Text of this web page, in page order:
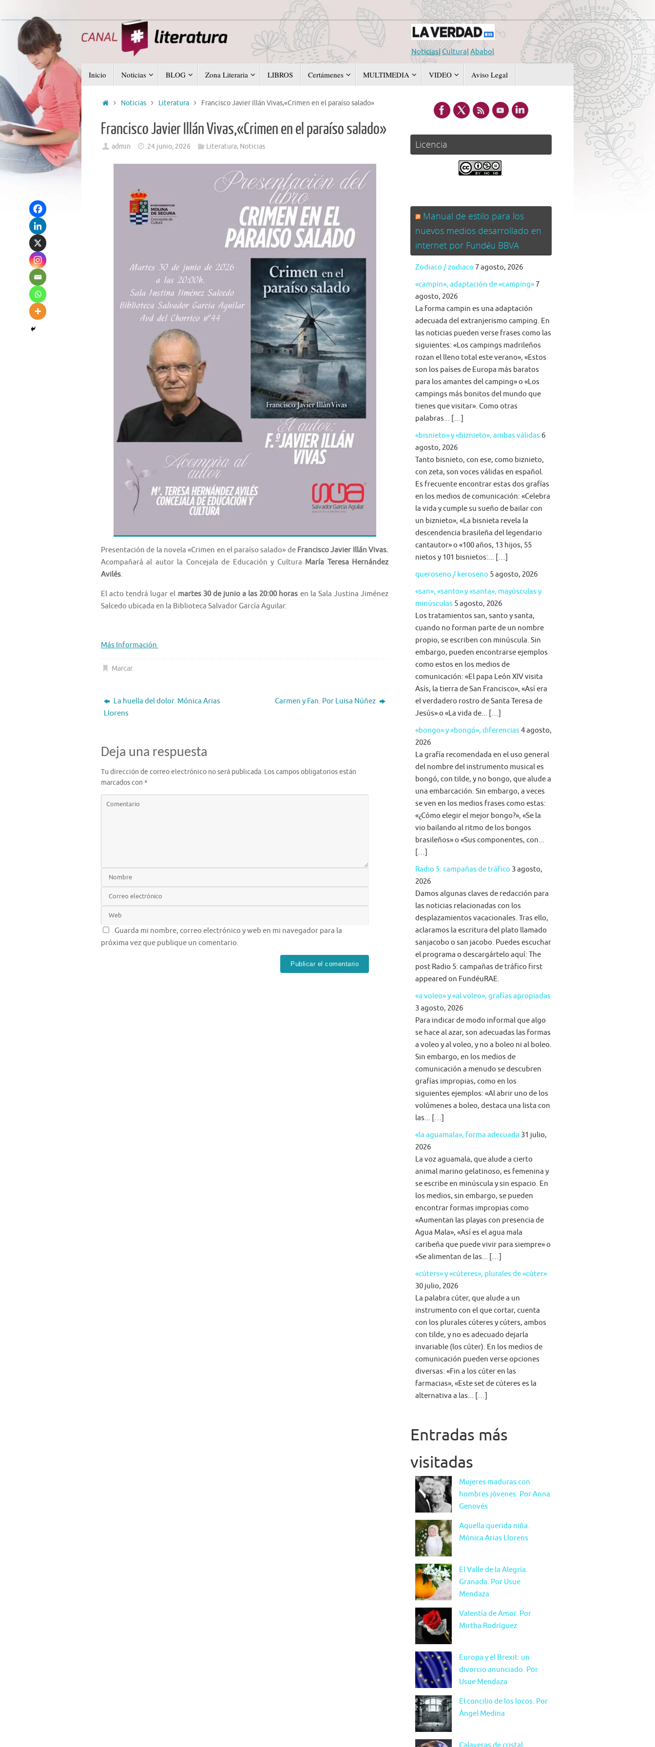
al
contenido
Noticias|Cultura| Ababol
al
contenido
Inicio Noticias BLOG Zona Literaria LIBROS Certámenes MULTIMEDIA VIDEO Aviso Legal
InicioNoticias Literatura Francisco Javier Illán Vivas,«Crimen en el paraíso salado»
Francisco Javier Illán Vivas,«Crimen en el paraíso salado»
admin 24 junio, 2026 Literatura, Noticias
Presentación de la novela «Crimen en el paraíso salado» de Francisco Javier Illán Vivas.
Acompañará al autor la Concejala de Educación y Cultura María Teresa Hernández
Avilés.
El acto tendrá lugar el martes 30 de junio a las 20:00 horas en la Sala Justina Jiménez
Salcedo ubicada en la Biblioteca Salvador García Aguilar.
Más Información
Marcar.
La huella del dolor. Mónica Arias
Llorens
Carmen y Fan. Por Luisa Núñez
Deja una respuesta
Tu dirección de correo electrónico no será publicada. Los campos obligatorios están
marcados con *
Guarda mi nombre, correo electrónico y web en mi navegador para la
próxima vez que publique un comentario.
Licencia
.
Manual de estilo para los
nuevos medios desarrollado en
internet por Fundéu BBVA
Zodiaco / zodiaco 7 agosto, 2026
«campin», adaptación de «camping» 7
agosto, 2026
La forma campin es una adaptación
adecuada del extranjerismo camping. En
las noticias pueden verse frases como las
siguientes: «Los campings madrileños
rozan el lleno total este verano», «Estos
son los países de Europa más baratos
para los amantes del camping» o «Los
campings más bonitos del mundo que
tienes que visitar». Como otras
palabras... […]
«bisnieto» y «biznieto», ambas válidas 6
agosto, 2026
Tanto bisnieto, con ese, como biznieto,
con zeta, son voces válidas en español.
Es frecuente encontrar estas dos grafías
en los medios de comunicación: «Celebra
la vida y cumple su sueño de bailar con
un biznieto», «La bisnieta revela la
descendencia brasileña del legendario
cantautor» o «100 años, 13 hijos, 55
nietos y 101 bisnietos:... […]
queroseno / keroseno 5 agosto, 2026
«san», «santo» y «santa», mayúsculas y
minúsculas 5 agosto, 2026
Los tratamientos san, santo y santa,
cuando no forman parte de un nombre
propio, se escriben con minúscula. Sin
embargo, pueden encontrarse ejemplos
como estos en los medios de
comunicación: «El papa León XIV visita
Asís, la tierra de San Francisco», «Así era
el verdadero rostro de Santa Teresa de
Jesús» o «La vida de... […]
«bongo» y «bongó», diferencias 4 agosto,
2026
La grafía recomendada en el uso general
del nombre del instrumento musical es
bongó, con tilde, y no bongo, que alude a
una embarcación. Sin embargo, a veces
se ven en los medios frases como estas:
«¿Cómo elegir el mejor bongo?», «Se la
vio bailando al ritmo de los bongos
brasileños» o «Sus componentes, con...
[…]
Radio 5: campañas de tráfico 3 agosto,
2026
Damos algunas claves de redacción para
las noticias relacionadas con los
desplazamientos vacacionales. Tras ello,
aclaramos la escritura del plato llamado
sanjacobo o san jacobo. Puedes escuchar
el programa o descargártelo aquí: The
post Radio 5: campañas de tráfico first
appeared on FundéuRAE.
«a voleo» y «al voleo», grafías apropiadas
3 agosto, 2026
Para indicar de modo informal que algo
se hace al azar, son adecuadas las formas
a voleo y al voleo, y no a boleo ni al boleo.
Sin embargo, en los medios de
comunicación a menudo se descubren
grafías impropias, como en los
siguientes ejemplos: «Al abrir uno de los
volúmenes a boleo, destaca una lista con
las... […]
«la aguamala», forma adecuada 31 julio,
2026
La voz aguamala, que alude a cierto
animal marino gelatinoso, es femenina y
se escribe en minúscula y sin espacio. En
los medios, sin embargo, se pueden
encontrar formas impropias como
«Aumentan las playas con presencia de
Agua Mala», «Así es el agua mala
caribeña que puede vivir para siempre» o
«Se alimentan de las... […]
«cúters» y «cúteres», plurales de «cúter»
30 julio, 2026
La palabra cúter, que alude a un
instrumento con el que cortar, cuenta
con los plurales cúteres y cúters, ambos
con tilde, y no es adecuado dejarla
invariable (los cúter). En los medios de
comunicación pueden verse opciones
diversas: «Fin a los cúter en las
farmacias», «Este set de cúteres es la
alternativa a las... […]
Entradas más
visitadas
Mujeres maduras con
hombres jóvenes. Por Anna
Genovés
Aquella querida niña.
Mónica Arias Llorens
El Valle de la Alegría.
Granada. Por Usue
Mendaza
Valentía de Amor. Por
Mirtha Rodríguez
Europa y el Brexit: un
divorcio anunciado. Por
Usue Mendaza
El concilio de los locos. Por
Ángel Medina